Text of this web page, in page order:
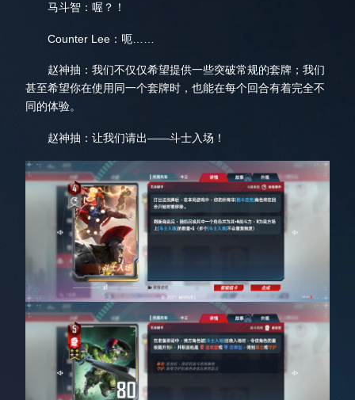
马斗智：喔？！
Counter Lee：呃……
赵神抽：我们不仅仅希望提供一些突破常规的套牌；我们
甚至希望你在使用同一个套牌时，也能在每个回合有着完全不
同的体验。
赵神抽：让我们请出——斗士入场！